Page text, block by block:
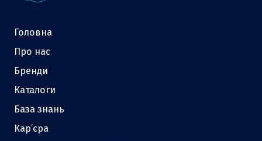
Головна
Про нас
Бренди
Каталоги
База знань
Кар’єра